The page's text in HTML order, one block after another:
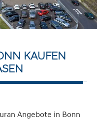
KAUFEN
Angebote in Bonn